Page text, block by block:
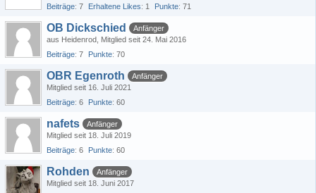
Beiträge 7 Erhaltene Likes 1 Punkte 71
OB Dickschied
Anfänger
aus Heidenrod Mitglied seit 24. Mai 2016
Beiträge 7 Punkte 70
OBR Egenroth
Anfänger
Mitglied seit 16. Juli 2021
Beiträge 6 Punkte 60
nafets
Anfänger
Mitglied seit 18. Juli 2019
Beiträge 6 Punkte 60
Rohden
Anfänger
Mitglied seit 18. Juni 2017